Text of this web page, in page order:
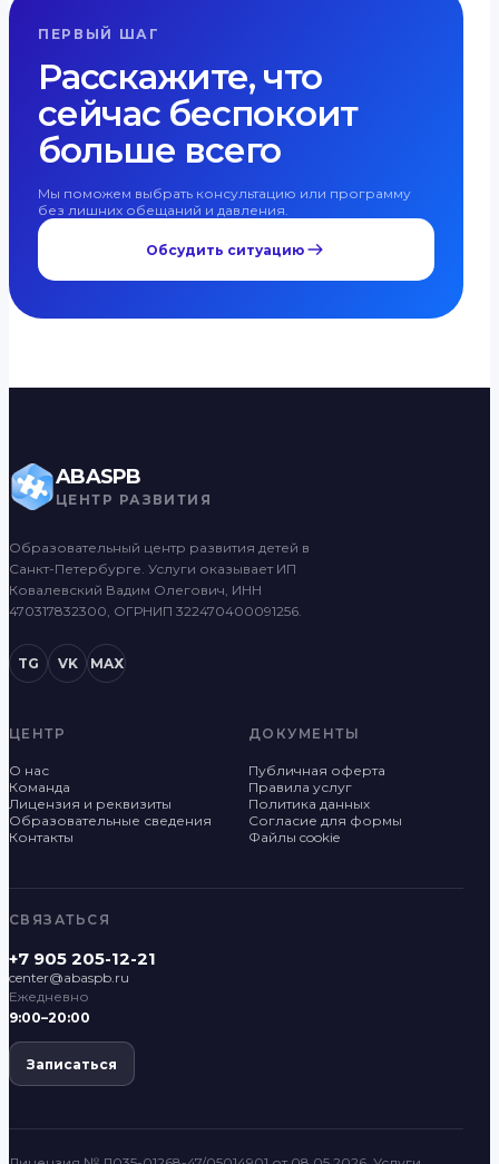
ПЕРВЫЙ ШАГ
Расскажите, что
сейчас беспокоит
больше всего
Мы поможем выбрать консультацию или программу
без лишних обещаний и давления.
Обсудить ситуацию
ABASPB
ЦЕНТР РАЗВИТИЯ
Образовательный центр развития детей в
Санкт-Петербурге. Услуги оказывает ИП
Ковалевский Вадим Олегович, ИНН
470317832300, ОГРНИП 322470400091256.
TG VK MAX
ЦЕНТР
О нас
Команда
Лицензия и реквизиты
Образовательные сведения
Контакты
ДОКУМЕНТЫ
Публичная оферта
Правила услуг
Политика данных
Согласие для формы
Файлы cookie
СВЯЗАТЬСЯ
+7 905 205-12-21
center@abaspb.ru
Ежедневно
9:00–20:00
Записаться